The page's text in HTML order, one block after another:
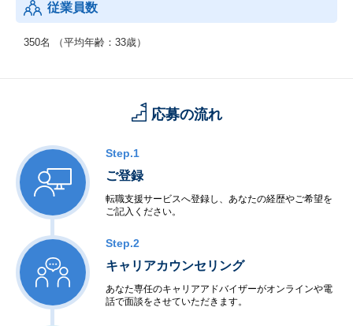
従業員数
350名 （平均年齢：33歳）
応募の流れ
Step.1
ご登録
転職支援サービスへ登録し、あなたの経歴やご希望を
ご記入ください。
Step.2
キャリアカウンセリング
あなた専任のキャリアアドバイザーがオンラインや電
話で面談をさせていただきます。